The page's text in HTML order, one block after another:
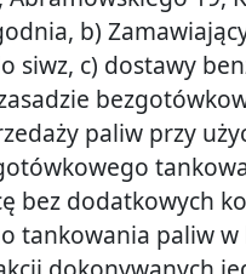
b)
siwz, c) dostawy
paliw przy
bez dodatkowych
tankowania paliw